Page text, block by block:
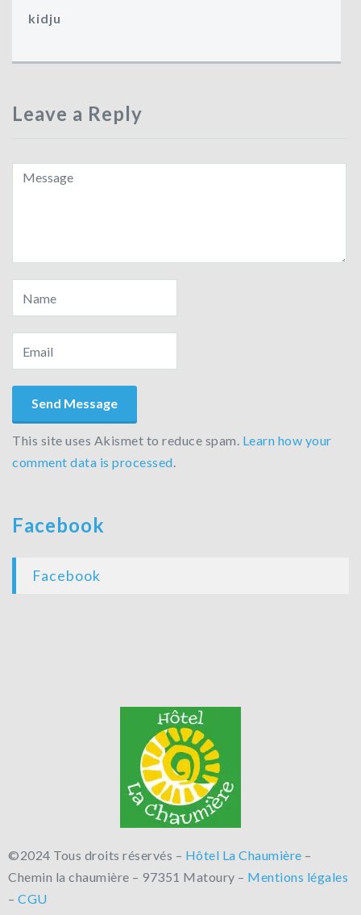
kidju
Leave a Reply
This site uses Akismet to reduce spam. Learn how your
comment data is processed.
Facebook
Facebook
©2024 Tous droits réservés – Hôtel La Chaumière –
Chemin la chaumière – 97351 Matoury – Mentions légales
– CGU